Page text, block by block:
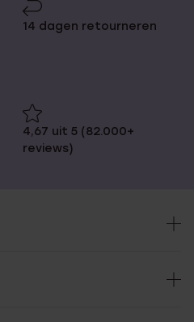
14 dagen retourneren
4,67 uit 5 (82.000+
reviews)